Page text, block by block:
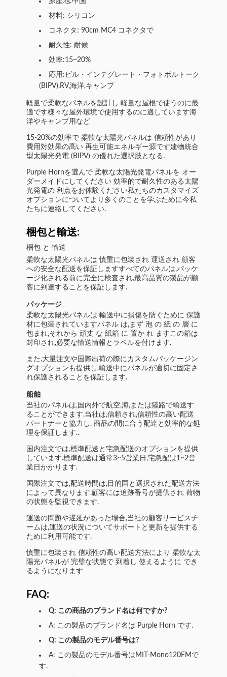
材料: シリコン
コネクタ: 90cm MC4 コネクタで
耐久性: 耐候
効率:15~20%
応用:ビル・インテグレート・フォトボルトーク
(BIPV),RV,海洋,キャンプ
軽量で柔軟なパネルを設計し 軽量な屋根で使うのに最
適です様々な屋外環境で使用するのに適しています海
洋やキャンプ用など
15-20%の効率で 柔軟な太陽光パネルは 信頼性があり
費用対効果の高い 再生可能エネルギー源です建物統合
型太陽光発電 (BIPV) の優れた選択肢となる.
Purple Hornを選んで 柔軟な太陽光発電パネルを オー
ダーメイドにしてください 効率的で耐久性のある太陽
光発電の 利点をお体験ください私たちのカスタマイズ
オプションについてより多くのことを学ぶために今私
たちに連絡してください.
梱包と輸送:
梱包 と 輸送
柔軟な太陽光パネルは 慎重に包装され 運送され 顧客
への安全な配送を保証しますすべてのパネルは,パッケ
ージ化される前に完全に検査され,最高品質の製品が顧
客に到達することを保証します.
パッケージ
柔軟な太陽光パネルは 輸送中に損傷を防ぐために 保護
材に包装されていますパネル は,まず 泡 の 紙 の 層 に
包まれ,それから 頑丈 な 紙箱 に 置か れ ますこの箱は
封印され,必要な輸送情報とラベルを付けます.
また,大量注文や国際出荷の際にカスタムパッケージン
グオプションも提供し,輸送中にパネルが適切に固定さ
れ保護されることを保証します.
船舶
当社のパネルは,国内外で航空,海,または陸路で輸送す
ることができます.当社は,信頼され,信頼性の高い配送
パートナーと協力し, 商品の間に合う配達と効率的な処
理を保証します..
国内注文では,標準配送と宅急配送のオプションを提供
しています.標準配送は通常3~5営業日,宅急配は1~2営
業日かかります.
国際注文では,配送時間は,目的国と選択された配送方法
によって異なります.顧客には追跡番号が提供され 荷物
の状態を監視できます.
運送の問題や遅延があった場合,当社の顧客サービスチ
ームは,運送の状況についてサポートと更新を提供する
ために利用可能です.
慎重に包装され 信頼性の高い配送方法により 柔軟な太
陽光パネルが 完璧な状態で 到着し 使えるように でき
るようになります
FAQ:
Q: この商品のブランド名は何ですか?
A: この製品のブランド名は Purple Horn です.
Q: この製品のモデル番号は?
A: この製品のモデル番号はMIT-Mono120FMで
す.